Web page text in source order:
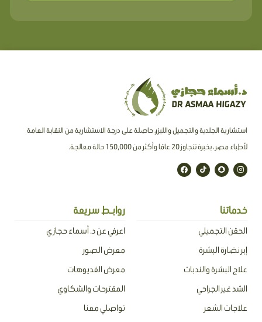
استشارية الجلدية والتجميل والليزر، حاصلة على درجة الاستشارية من النقابة العامة
لأطباء مصر ، بخبرة تتجاوز 20 عامًا وأكثر من 150,000 حالة معالجة.
I
n
s
a
S
n
a
a
t
T
i
k
F
a
c
خدماتنا
الحقن التجميلي
إبر نضارة البشرة
علاج البشرة والندبات
الشد غير الجراحي
علاجات الشعر
روابـط سريعة
اعرفي عن د. أسماء حجازي
معرض الصور
معرض الفديوهات
المقترحات والشكاوي
تواصلي معنا